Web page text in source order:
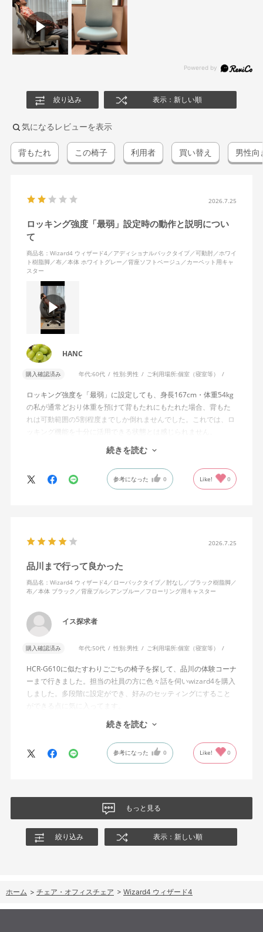
絞り込み 表示：新しい順
気になるレビューを表示
背もたれ この椅子 利用者 買い替え 男性向
2026.7.25
ロッキング強度「最弱」設定時の動作と説明につい
て
商品名：Wizard4 ウィザード4／アディショナルバックタイプ／可動肘／ホワイ
ト樹脂脚／布／本体 ホワイトグレー／背座ソフトベージュ／カーペット用キャ
スター
HANC
購入確認済み 年代:60代 性別:男性 ご利用場所:個室（寝室等）
ロッキング強度を「最弱」に設定しても、身長167cm・体重54kg
の私が通常どおり体重を預けて背もたれにもたれた場合、背もた
れは可動範囲の5割程度までしか倒れませんでした。これでは、ロ
ッキング機能を十分に活用できる状態とは感じられません。
私は勤務先で約11年間、同シリーズのWizard2を使用していま
す。Wizard2にもロッキング強度調整機能が備わっており、最弱に
設定した場合は、通常どおり体重を預けることで背もたれは可動
含めれば私より体重の軽い利用者は数多くいると思われるため、
あれば、ロッキング機能としてどのような使用感を想定している
のか疑問に感じています。
角度でもバランスをとりやすい反力特性に自動調整する機能」と
説明されています。しかし、この機能と、最弱設定でも背もたれ
説明を読んでも理解できませんでした。
問い合わせに対しては、「オートフィットシンクロロッキングの
反力特性を自動調整する機能が働いているため」「Wizard2とは機
構が異なるため、同じ挙動にはならない」との回答をいただきま
強度調整との関係や、最弱設定であっても大きな反力が残る理由
製品自体に不具合があるとは考えていませんが、少なくとも私の
ングの特性や体重による使用感の違いが、より分かりやすく案内
されることを期待します。
続きを読む
参考になった 0 Like! 0
2026.7.25
品川まで行って良かった
商品名：Wizard4 ウィザード4／ローバックタイプ／肘なし／ブラック樹脂脚／
布／本体 ブラック／背座プルシアンブルー／フローリング用キャスター
イス探求者
購入確認済み 年代:50代 性別:男性 ご利用場所:個室（寝室等）
HCR-G610に似たすわりごごちの椅子を探して、品川の体験コーナ
ーまで行きました。担当の社員の方に色々話を伺いwizard4を購入
しました。多段階に設定ができ、好みのセッティングにすること
ができる点に気に入ってます。
しいて言えば、座面がもう少し硬めが好みに近かったなと思いま
す。座面の硬さまで調節出来る機能が有れば完璧だと思います。
続きを読む
参考になった 0 Like! 0
もっと見る
絞り込み 表示：新しい順
ホーム > チェア・オフィスチェア > Wizard4 ウィザード4